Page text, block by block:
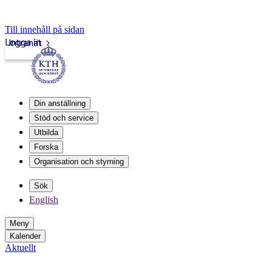
Till innehåll på sidan
Intranät
Logga in
Din anställning
Stöd och service
Utbilda
Forska
Organisation och styrning
Sök
English
Meny
Kalender
Aktuellt